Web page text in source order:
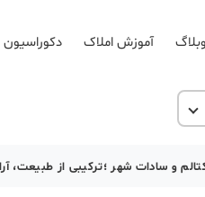
وبلاگ آموزش املاک دکوراسیون
و سادات شهر ؛ترکیبی از طبیعت،